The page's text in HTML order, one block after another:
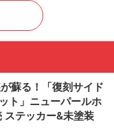
蘇る！「復刻サイド
ト」ニューパールホ
テッカー&未塗装